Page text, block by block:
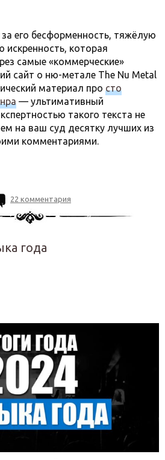
его бесформенность, тяжёлую
искренность, которая
самые «коммерческие»
сайт о ню-метале The Nu Metal
материал про сто
— ультимативный
такого текста не
на ваш суд десятку лучших из
комментариями.
22 комментария
года